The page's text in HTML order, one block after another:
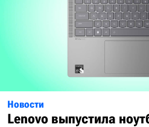
Новости
Lenovo выпустила